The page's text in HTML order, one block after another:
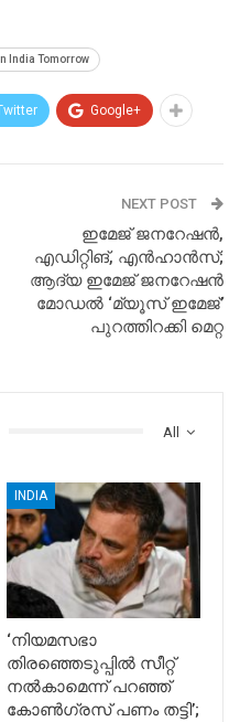
India Tomorrow
Google+
NEXT POST
ഇമേജ് ജനറേഷൻ,
എഡിറ്റിങ്, എൻഹാൻസ്;
ആദ്യ ഇമേജ് ജനറേഷൻ
മോഡൽ ‘മ്യൂസ് ഇമേജ്’
പുറത്തിറക്കി മെറ്റ
All
INDIA
‘നിയമസഭാ
തിരഞ്ഞെടുപ്പിൽ സീറ്റ്
നൽകാമെന്ന് പറഞ്ഞ്
കോൺഗ്രസ് പണം തട്ടി’;